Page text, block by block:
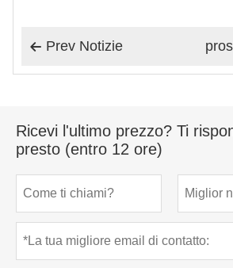
 Prev Notizie
Ricevi l'ultimo prezzo? Ti
presto (entro 12 ore)